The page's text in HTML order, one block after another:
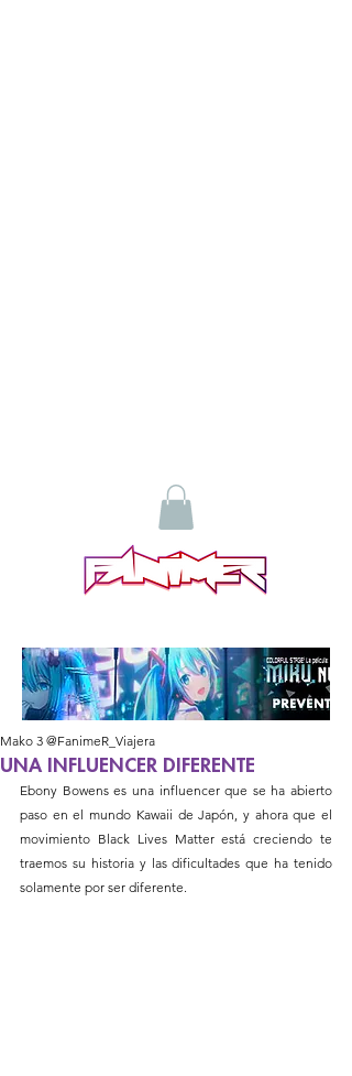
UNA INFLUENCER DIFERENTE
Mako 3 @FanimeR_Viajera
Ebony Bowens es una influencer que se ha abierto
paso en el mundo Kawaii de Japón, y ahora que el
movimiento Black Lives Matter está creciendo te
traemos su historia y las dificultades que ha tenido
solamente por ser diferente.